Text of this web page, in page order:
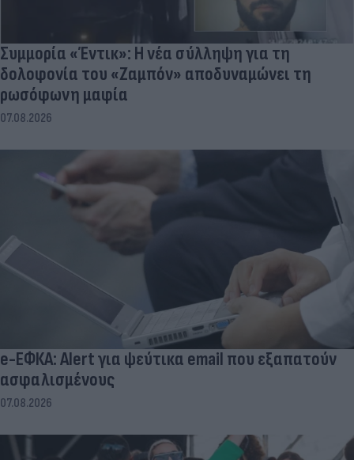
Συμμορία «Έντικ»: Η νέα σύλληψη για τη
δολοφονία του «Ζαμπόν» αποδυναμώνει τη
ρωσόφωνη μαφία
07.08.2026
e-ΕΦΚΑ: Alert για ψεύτικα email που εξαπατούν
ασφαλισμένους
07.08.2026